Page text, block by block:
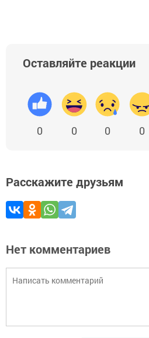
Оставляйте реакции
0 0 0 0
Расскажите друзьям
Нет комментариев